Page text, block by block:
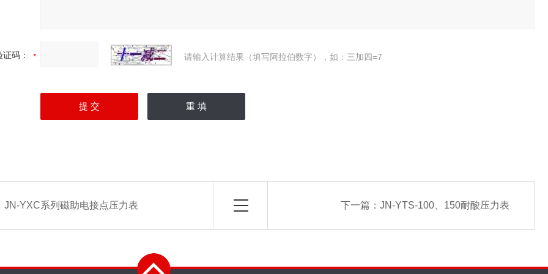
证码： 请输入计算结果（填写阿拉伯数字），如：三加四=7
JN-YXC系列磁助电接点压力表 下一篇： JN-YTS-100、150耐酸压力表